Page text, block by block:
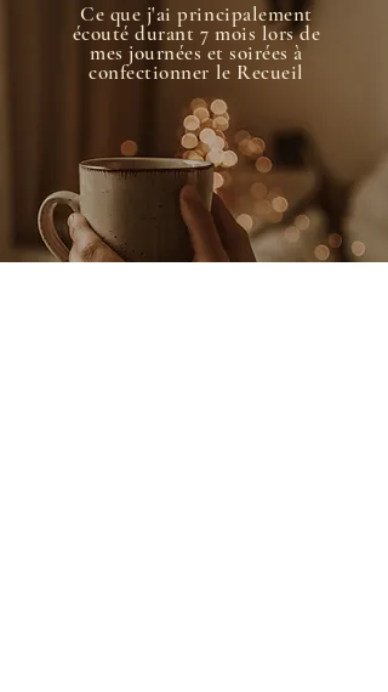
Ce que j'ai principalement
écouté durant 7 mois lors de
mes journées et soirées à
confectionner le Recueil